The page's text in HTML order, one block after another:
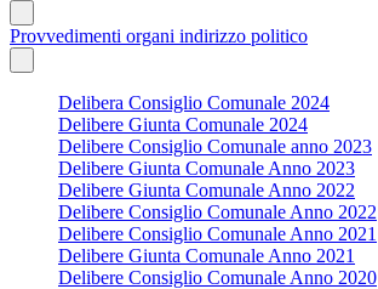
Provvedimenti organi indirizzo politico
Delibera Consiglio Comunale 2024
Delibere Giunta Comunale 2024
Delibere Consiglio Comunale anno 2023
Delibere Giunta Comunale Anno 2023
Delibere Giunta Comunale Anno 2022
Delibere Consiglio Comunale Anno 2022
Delibere Consiglio Comunale Anno 2021
Delibere Giunta Comunale Anno 2021
Delibere Consiglio Comunale Anno 2020